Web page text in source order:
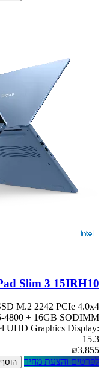
Slim 3 15IRH10
M.2 2242 PCIe 4.0x4
4800 + 16GB SODIMM
UHD Graphics Display:
15.3
₪3,855
לפרטים והצעת מחיר